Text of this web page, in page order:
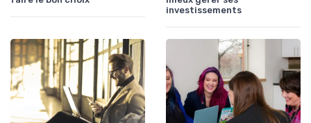
investissements